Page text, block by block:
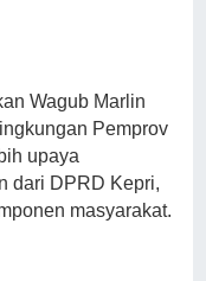
Wagub Marlin
Pemprov
upaya
dari DPRD Kepri,
masyarakat.